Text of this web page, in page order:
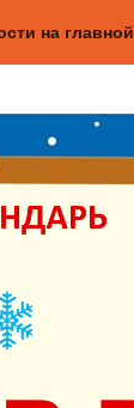
на